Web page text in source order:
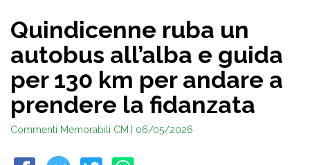
Quindicenne ruba un
autobus all’alba e guida
per 130 km per andare a
prendere la fidanzata
Commenti Memorabili CM | 06/05/2026